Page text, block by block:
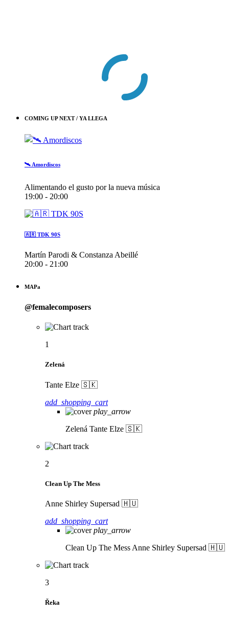
COMING UP NEXT / YA LLEGA
🛰️ Amordiscos
Alimentando el gusto por la nueva música
19:00 - 20:00
🇦🇷 TDK 90S
Martín Parodi & Constanza Abeillé
20:00 - 21:00
MAPa
@femalecomposers
1
Zelená
Tante Elze 🇸🇰
add_shopping_cart
play_arrow
Zelená Tante Elze 🇸🇰
2
Clean Up The Mess
Anne Shirley Supersad 🇭🇺
add_shopping_cart
play_arrow
Clean Up The Mess Anne Shirley Supersad 🇭🇺
3
Řeka